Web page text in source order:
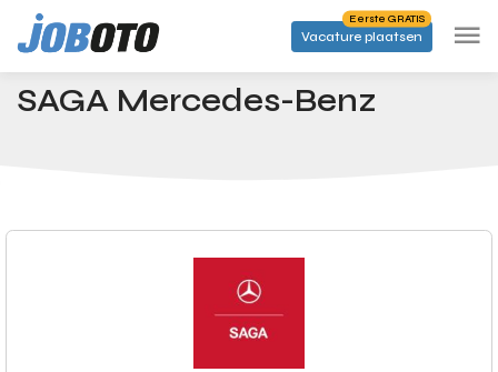
Skip to main content
Vacature plaatsen
Eerste GRATIS
Startpagina Bedrijven SAGA Mercedes-Benz
SAGA Mercedes-Benz